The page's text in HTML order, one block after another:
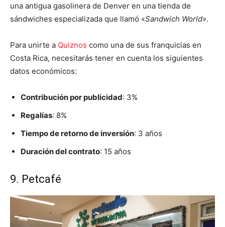
una antigua gasolinera de Denver en una tienda de
sándwiches especializada que llamó «Sandwich World».
Para unirte a Quiznos como una de sus franquicias en
Costa Rica, necesitarás tener en cuenta los siguientes
datos económicos:
Contribución por publicidad: 3%
Regalías: 8%
Tiempo de retorno de inversión: 3 años
Duración del contrato: 15 años
9. Petcafé